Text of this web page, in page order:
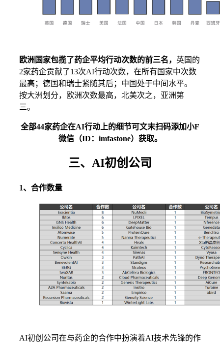
欧洲国家包揽了药企平均行动次数的前三名， 英国的
2家药企贡献了13次AI行动次数，在所有国家中次数
最高；德国和瑞士紧随其后；中国处于中间水平。
按大洲划分，欧洲次数最高，北美次之，亚洲第
三。
全部44家药企在AI行动上的细节可文末扫码添加小F
微信（ID：imfastone）获取。
三、AI初创公司
1、合作数量
AI初创公司在与药企的合作中扮演着AI技术先锋的作